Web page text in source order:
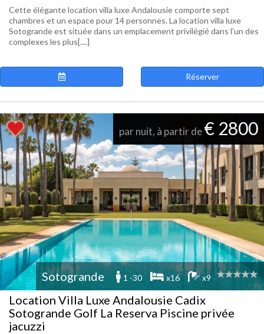
Cette élégante location villa luxe Andalousie comporte sept
chambres et un espace pour 14 personnes. La location villa luxe
Sotogrande est située dans un emplacement privilégié dans l'un des
complexes les plus[....]
Réserver
par nuit, à partir de€ 2800
Sotogrande 1 -30 x16 x9
Location Villa Luxe Andalousie Cadix
Sotogrande Golf La Reserva Piscine privée
jacuzzi